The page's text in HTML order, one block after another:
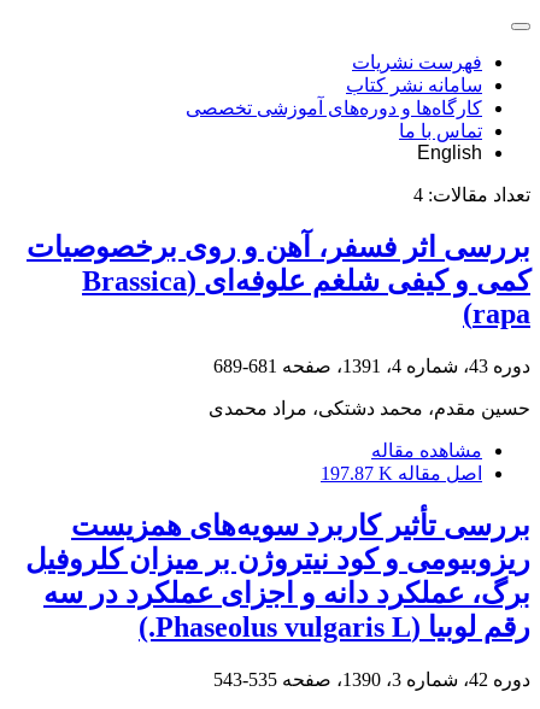
فهرست نشریات
سامانه نشر کتاب
کارگاه‌ها و دوره‌های آموزشی تخصصی
تماس با ما
English
تعداد مقالات: 4
بررسی اثر فسفر، آهن و روی برخصوصیات
کمی و کیفی شلغم علوفه‌ای (Brassica
rapa)
دوره 43، شماره 4، 1391، صفحه 681-689
حسین مقدم، محمد دشتکی، مراد محمدی
مشاهده مقاله
اصل مقاله 197.87 K
بررسی تأثیر کاربرد سویه‌های همزیست
ریزوبیومی و کود نیتروژن بر میزان کلروفیل
برگ، عملکرد دانه و اجزای عملکرد در سه
رقم لوبیا (Phaseolus vulgaris L.)
دوره 42، شماره 3، 1390، صفحه 535-543